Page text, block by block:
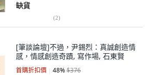
缺貨
(2)
[筆談論壇]不過，尹錫烈：真誠創造情
感，情感創造奇蹟, 寫作場, 石東賢
首購折扣價 48%$376